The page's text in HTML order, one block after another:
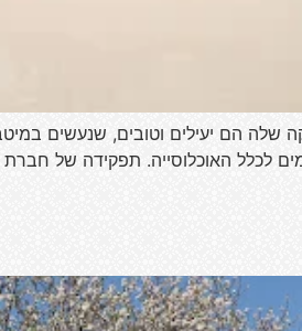
הם יעילים וטובים, שנעשים
לכלל האוכלוסייה. תפקידה של